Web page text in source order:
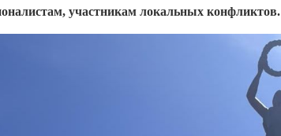
участникам локальных конфликтов.